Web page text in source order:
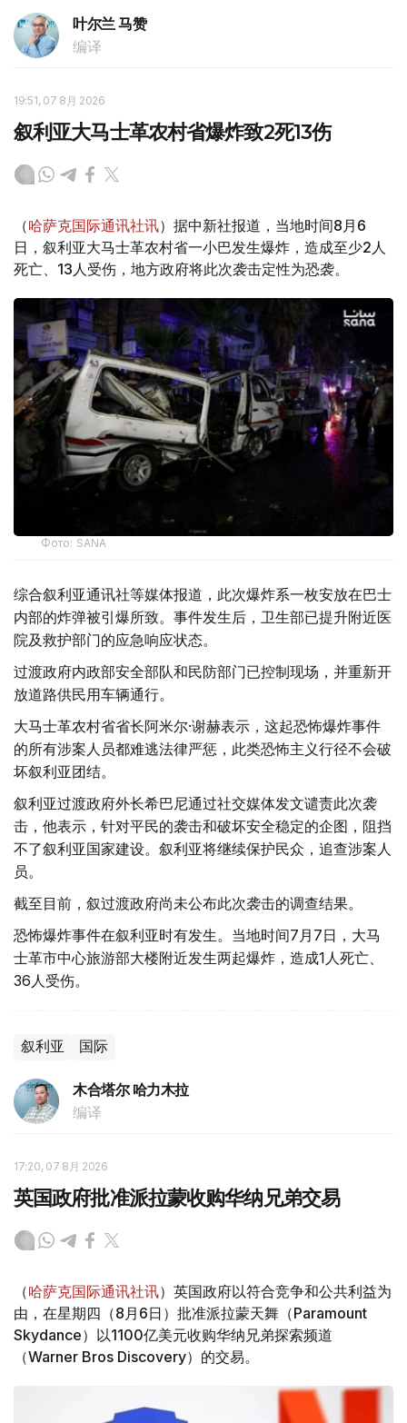
叶尔兰 马赞
编译
19:51, 07 8月 2026
叙利亚大马士革农村省爆炸致2死13伤
（哈萨克国际通讯社讯）据中新社报道，当地时间8月6
日，叙利亚大马士革农村省一小巴发生爆炸，造成至少2人
死亡、13人受伤，地方政府将此次袭击定性为恐袭。
Фото: SANA
综合叙利亚通讯社等媒体报道，此次爆炸系一枚安放在巴士
内部的炸弹被引爆所致。事件发生后，卫生部已提升附近医
院及救护部门的应急响应状态。
过渡政府内政部安全部队和民防部门已控制现场，并重新开
放道路供民用车辆通行。
大马士革农村省省长阿米尔·谢赫表示，这起恐怖爆炸事件
的所有涉案人员都难逃法律严惩，此类恐怖主义行径不会破
坏叙利亚团结。
叙利亚过渡政府外长希巴尼通过社交媒体发文谴责此次袭
击，他表示，针对平民的袭击和破坏安全稳定的企图，阻挡
不了叙利亚国家建设。叙利亚将继续保护民众，追查涉案人
员。
截至目前，叙过渡政府尚未公布此次袭击的调查结果。
恐怖爆炸事件在叙利亚时有发生。当地时间7月7日，大马
士革市中心旅游部大楼附近发生两起爆炸，造成1人死亡、
36人受伤。
叙利亚 国际
木合塔尔 哈力木拉
编译
17:20, 07 8月 2026
英国政府批准派拉蒙收购华纳兄弟交易
（哈萨克国际通讯社讯）英国政府以符合竞争和公共利益为
由，在星期四（8月6日）批准派拉蒙天舞（Paramount
Skydance）以1100亿美元收购华纳兄弟探索频道
（Warner Bros Discovery）的交易。